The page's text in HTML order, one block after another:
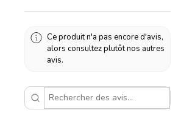
Ce produit n'a pas encore d'avis,
alors consultez plutôt nos autres
avis.